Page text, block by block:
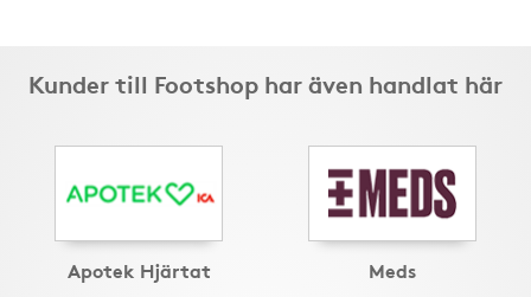
Kunder till Footshop har även handlat här
Apotek Hjärtat Meds